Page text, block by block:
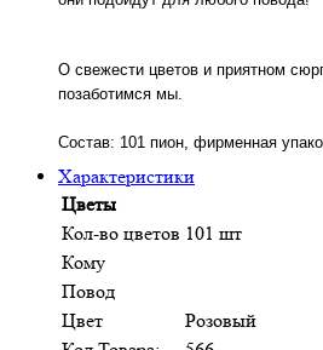
О свежести цветов и приятном
позаботимся мы.
Состав: 101 пион, фирменная
Характеристики
Цветы
Кол-во цветов 101 шт
Кому
Повод
Цвет
Розовый